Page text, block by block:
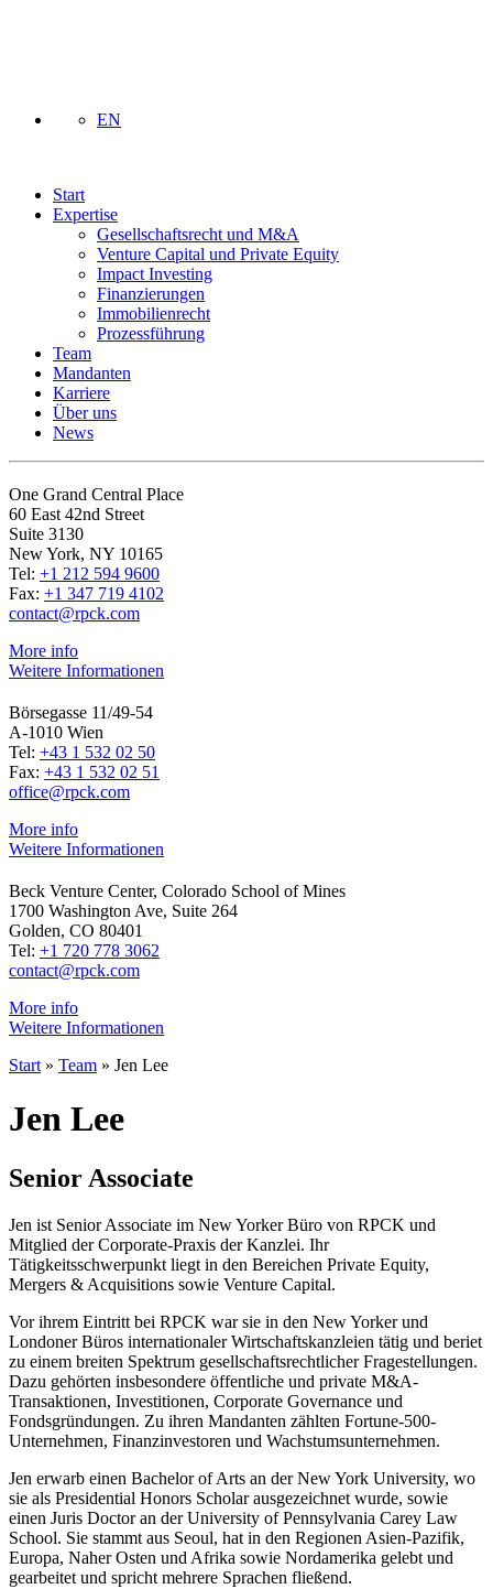
EN
Start
Expertise
Gesellschaftsrecht und M&A
Venture Capital und Private Equity
Impact Investing
Finanzierungen
Immobilienrecht
Prozessführung
Team
Mandanten
Karriere
Über uns
News
One Grand Central Place
60 East 42nd Street
Suite 3130
New York, NY 10165
Tel: +1 212 594 9600
Fax: +1 347 719 4102
contact@rpck.com
More info
Weitere Informationen
Börsegasse 11/49-54
A-1010 Wien
Tel: +43 1 532 02 50
Fax: +43 1 532 02 51
office@rpck.com
More info
Weitere Informationen
Beck Venture Center, Colorado School of Mines
1700 Washington Ave, Suite 264
Golden, CO 80401
Tel: +1 720 778 3062
contact@rpck.com
More info
Weitere Informationen
Start » Team » Jen Lee
Jen Lee
Senior Associate
Jen ist Senior Associate im New Yorker Büro von RPCK und
Mitglied der Corporate-Praxis der Kanzlei. Ihr
Tätigkeitsschwerpunkt liegt in den Bereichen Private Equity,
Mergers & Acquisitions sowie Venture Capital.
Vor ihrem Eintritt bei RPCK war sie in den New Yorker und
Londoner Büros internationaler Wirtschaftskanzleien tätig und beriet
zu einem breiten Spektrum gesellschaftsrechtlicher Fragestellungen.
Dazu gehörten insbesondere öffentliche und private M&A-
Transaktionen, Investitionen, Corporate Governance und
Fondsgründungen. Zu ihren Mandanten zählten Fortune-500-
Unternehmen, Finanzinvestoren und Wachstumsunternehmen.
Jen erwarb einen Bachelor of Arts an der New York University, wo
sie als Presidential Honors Scholar ausgezeichnet wurde, sowie
einen Juris Doctor an der University of Pennsylvania Carey Law
School. Sie stammt aus Seoul, hat in den Regionen Asien-Pazifik,
Europa, Naher Osten und Afrika sowie Nordamerika gelebt und
gearbeitet und spricht mehrere Sprachen fließend.